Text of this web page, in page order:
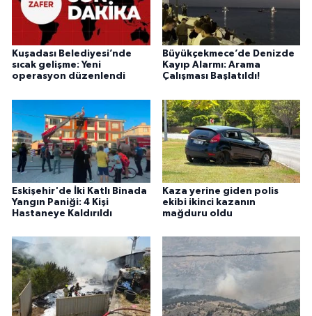
Kuşadası Belediyesi’nde
sıcak gelişme: Yeni
operasyon düzenlendi
Büyükçekmece’de Denizde
Kayıp Alarmı: Arama
Çalışması Başlatıldı!
Eskişehir'de İki Katlı Binada
Yangın Paniği: 4 Kişi
Hastaneye Kaldırıldı
Kaza yerine giden polis
ekibi ikinci kazanın
mağduru oldu